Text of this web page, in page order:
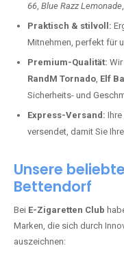
66, Blue Razz Lemonade,
Praktisch & stilvoll:
Mitnehmen, perfekt für
Premium-Qualität:
RandM Tornado, Elf
Sicherheits- und
Express-Versand:
versendet, damit Sie
Unsere
Bettendorf
Bei E-Zigaretten Club
Marken, die sich durch
auszeichnen: